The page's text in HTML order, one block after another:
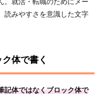
。就活・転職のためにメー
読みやすさを意識した文字
体で書く
記体ではなくブロック体で